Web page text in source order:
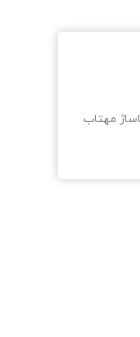
مهتاب